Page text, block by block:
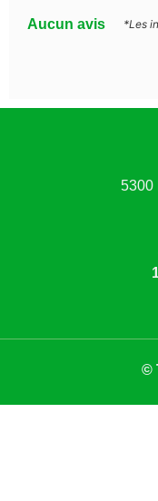
Aucun avis *Les
5300
©